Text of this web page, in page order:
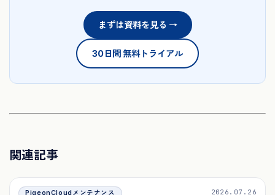
まずは資料を見る →
30日間 無料トライアル
関連記事
PigeonCloudメンテナンス 2026.07.26